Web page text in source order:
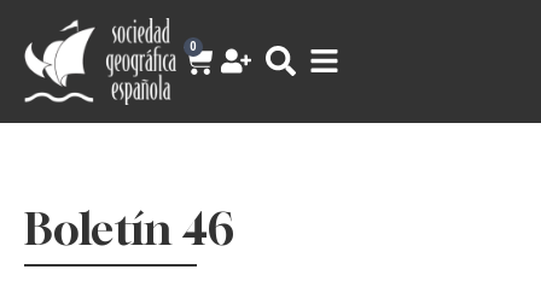
0
Boletín 46